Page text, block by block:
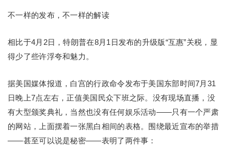
不一样的发布，不一样的解读
相比于4月2日，特朗普在8月1日发布的升级版“互惠”关税，显
得少了些许浮夸和魅力。
据美国媒体报道，白宫的行政命令发布于美国东部时间7月31
日晚上7点左右，正值美国民众下班之际。没有现场直播，没
有大型颁奖典礼，当然也没有任何娱乐活动——只有一个严肃
的网站，上面摆着一张黑白相间的表格。围绕最近宣布的举措
——甚至可以说是秘密——表明了两件事：